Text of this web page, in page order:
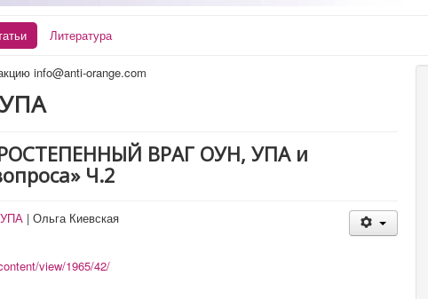
Литература
info@anti-orange.com
ВРАГ ОУН, УПА и
Ч.2
|Ольга Киевская
view/1965/42/